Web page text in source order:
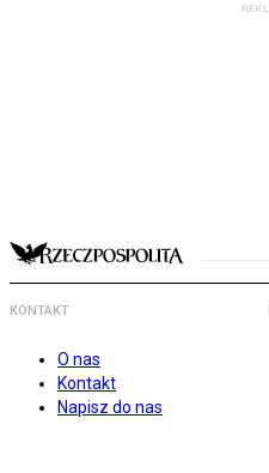
KONTAKT
O nas
Kontakt
Napisz do nas